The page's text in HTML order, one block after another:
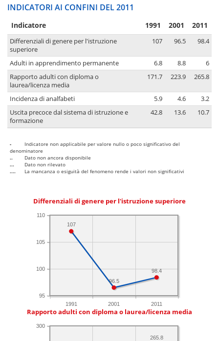
INDICATORI AI CONFINI DEL 2011
Indicatore 1991 2001 2011
Differenziali di genere per l'istruzione
superiore
107 96.5 98.4
Adulti in apprendimento permanente 6.8 8.8
6
Rapporto adulti con diploma o
laurea/licenza media
171.7 223.9 265.8
Incidenza di analfabeti 5.9 4.6
3.2
Uscita precoce dal sistema di istruzione e
formazione
42.8 13.6 10.7
-
Indicatore non applicabile per valore nullo o poco significativo del
denominatore
..
Dato non ancora disponibile
...
Dato non rilevato
....
La mancanza o esiguità del fenomeno rende i valori non significativi
Differenziali di genere per l'istruzione superiore
1991 2001 2011
95
100
105
110
98.4
96.5
107
Rapporto adulti con diploma o laurea/licenza media
300
265.8